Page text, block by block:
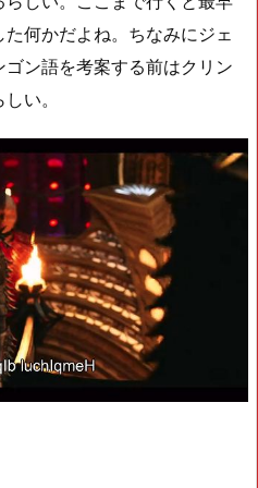
何かだよね。ちなみにジェ
ン語を考案する前はクリン
い。